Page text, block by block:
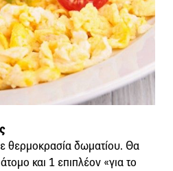
θερμοκρασία δωματίου. Θα
και 1 επιπλέον «για το